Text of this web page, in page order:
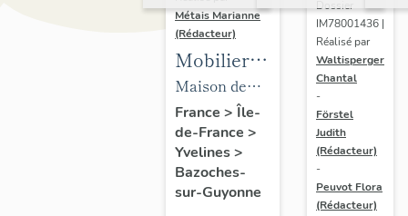
Métais Marianne
(Rédacteur)
Mobilier
de la
maison
Louis
Carré
Maison de
villégiature
dite maison
Louis Carré
France > Île-
de-France >
Yvelines>
Bazoches-
sur-Guyonne
Dossier
IM78001436 |
Réalisé par
Waltisperger
Chantal
-
Förstel
Judith
(Rédacteur)
-
Peuvot Flora
(Rédacteur)